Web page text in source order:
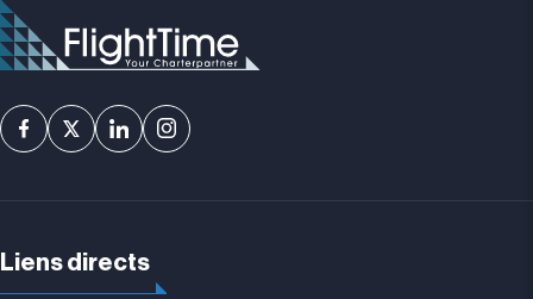
Liens directs